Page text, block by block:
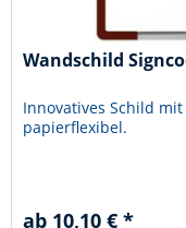
Wandschild
Innovatives Schild
papierflexibel.
ab 10,10 € *